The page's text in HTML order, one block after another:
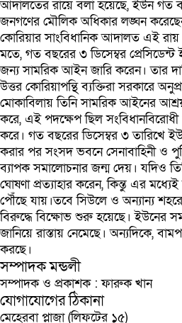
আদালতের রায়ে বলা হয়েছে, ইউন গত
জনগণের মৌলিক অধিকার লঙ্ঘন
কোরিয়ার সাংবিধানিক আদালত এই
মতে, গত বছরের ৩ ডিসেম্বর
জন্য সামরিক আইন জারি করেন। তার
উত্তর কোরিয়াপন্থি ব্যক্তিরা সরকারে
মোকাবিলায় তিনি সামরিক আইনের
করে, এই পদক্ষেপ ছিল
করে। গত বছরের ডিসেম্বর ৩ তারিখে
করার পর সংসদ ভবনে সেনাবাহিনী ও
ব্যাপক সমালোচনার জন্ম দেয়। যদিও
ঘোষণা প্রত্যাহার করেন, কিন্তু এর
পৌঁছে যায়।তবে সিউলে ও অন্যান্য
বিরুদ্ধে বিক্ষোভ শুরু হয়েছে। ইউনের
জানিয়ে রাস্তায় নেমেছে। অন্যদিকে,
করছে।
সম্পাদক মন্ডলী
সম্পাদক ও প্রকাশক : ফারুক খান
যোগাযোগের ঠিকানা
মেহেরবা প্লাজা (লিফটের ১৫)